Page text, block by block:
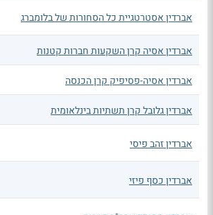
אברדין אסטרטגיית כל הסחורות של בלומברג
אברדין אסיה קרן השקעות חברות קטנות
אברדין אסיה-פסיפיק קרן הכנסה
אברדין גלובל קרן תשתיות בינלאומית
אברדין זהב פיסי
אברדין כסף פיזי